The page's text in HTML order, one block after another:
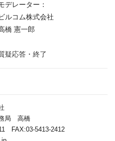
デレーター：
ルコム株式会社
橋 憲一郎
疑応答・終了
局 高橋
FAX:03-5413-2412